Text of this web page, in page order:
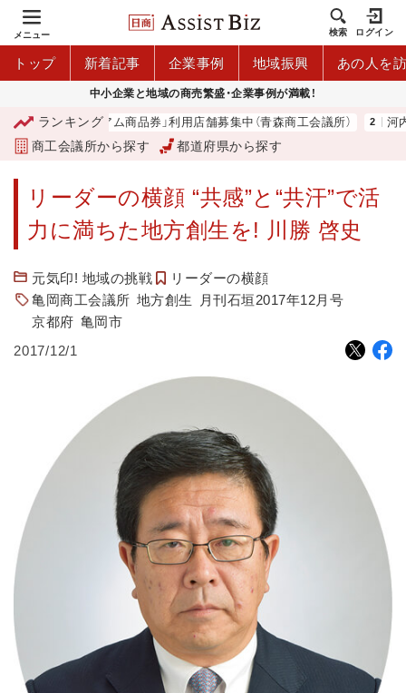
メニュー 検索 ログイン
トップ 新着記事 企業事例 地域振興 あの人を
中小企業と地域の商売繁盛・企業事例が満載！
ランキング
「青森市プレミアム商品券」利用店舗募集中（青森商工会議所） 河内
商工会議所から探す 都道府県から探す
リーダーの横顔 “共感”と“共汗”で活
力に満ちた地方創生を! 川勝 啓史
元気印! 地域の挑戦
リーダーの横顔
亀岡商工会議所 地方創生
月刊石垣2017年12月号
京都府 亀岡市
2017/12/1